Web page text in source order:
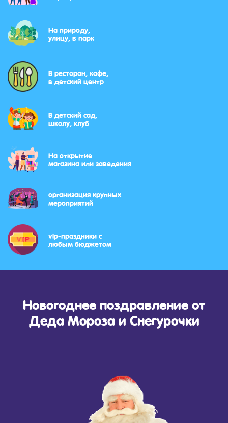
На природу,
улицу, в парк
В ресторан, кафе,
в детский центр
В детский сад,
школу, клуб
На открытие
магазина или заведения
организация крупных
мероприятий
vip-праздники с
любым бюджетом
Новогоднее поздравление от
Деда Мороза и Снегурочки